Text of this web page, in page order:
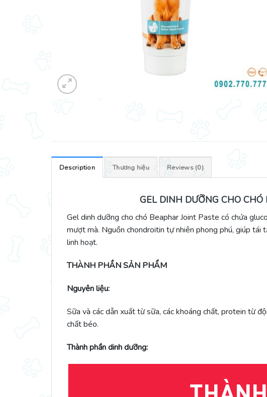
Description Thương hiệu Reviews (0)
GEL DINH DƯỠNG CHO
Gel dinh dưỡng cho chó Beaphar Joint Paste có chứa
mượt mà. Nguồn chondroitin tự nhiên phong phú, giúp
linh hoạt.
THÀNH PHẦN SẢN PHẨM
Nguyên liệu:
Sữa và các dẫn xuất từ sữa, các khoáng chất, protein từ
chất béo.
Thành phần dinh dưỡng: